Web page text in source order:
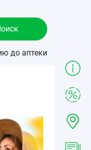
до аптеки